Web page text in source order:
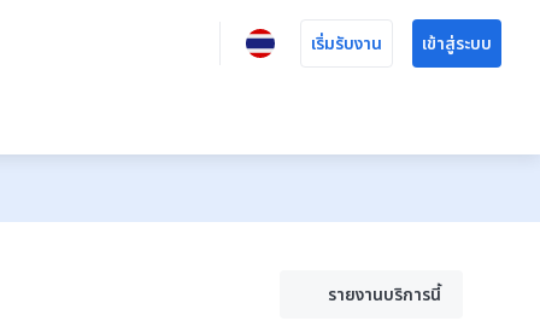
เริ่มรับงาน เข้าสู่ระบบ
รายงานบริการนี้